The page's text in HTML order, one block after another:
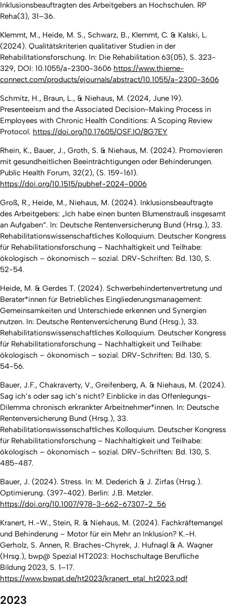
Inklusionsbeauftragten des Arbeitgebers an Hochschulen. RP
Reha(3), 31–36.
Klemmt, M., Heide, M. S., Schwarz, B., Klemmt, C. & Kalski, L.
(2024). Qualitätskriterien qualitativer Studien in der
Rehabilitationsforschung. In: Die Rehabilitation 63(05), S. 323-
329, DOI: 10.1055/a-2300-3606 https://www.thieme-
connect.com/products/ejournals/abstract/10.1055/a-2300-3606
Schmitz, H., Braun, L., & Niehaus, M. (2024, June 19).
Presenteeism and the Associated Decision-Making Process in
Employees with Chronic Health Conditions: A Scoping Review
Protocol. https://doi.org/10.17605/OSF.IO/8G7EY
Rhein, K., Bauer, J., Groth, S. & Niehaus, M. (2024). Promovieren
mit gesundheitlichen Beeinträchtigungen oder Behinderungen.
Public Health Forum, 32(2), (S. 159-161).
https://doi.org/10.1515/pubhef-2024-0006
Groß, R., Heide, M., Niehaus, M. (2024). Inklusionsbeauftragte
des Arbeitgebers: „Ich habe einen bunten Blumenstrauß insgesamt
an Aufgaben“. In: Deutsche Rentenversicherung Bund (Hrsg.), 33.
Rehabilitationswissenschaftliches Kolloquium. Deutscher Kongress
für Rehabilitationsforschung – Nachhaltigkeit und Teilhabe:
ökologisch – ökonomisch – sozial. DRV-Schriften: Bd. 130, S.
52-54.
Heide, M. & Gerdes T. (2024). Schwerbehindertenvertretung und
Berater*innen für Betriebliches Eingliederungsmanagement:
Gemeinsamkeiten und Unterschiede erkennen und Synergien
nutzen. In: Deutsche Rentenversicherung Bund (Hrsg.), 33.
Rehabilitationswissenschaftliches Kolloquium. Deutscher Kongress
für Rehabilitationsforschung – Nachhaltigkeit und Teilhabe:
ökologisch – ökonomisch – sozial. DRV-Schriften: Bd. 130, S.
54-56.
Bauer, J.F., Chakraverty, V., Greifenberg, A. & Niehaus, M. (2024).
Sag ich’s oder sag ich’s nicht? Einblicke in das Offenlegungs-
Dilemma chronisch erkrankter Arbeitnehmer*innen. In: Deutsche
Rentenversicherung Bund (Hrsg.), 33.
Rehabilitationswissenschaftliches Kolloquium. Deutscher Kongress
für Rehabilitationsforschung – Nachhaltigkeit und Teilhabe:
ökologisch – ökonomisch – sozial. DRV-Schriften: Bd. 130, S.
485-487.
Bauer, J. (2024). Stress. In: M. Dederich & J. Zirfas (Hrsg.).
Optimierung. (397-402). Berlin: J.B. Metzler.
https://doi.org/10.1007/978-3-662-67307-2_56
Kranert, H.-W., Stein, R. & Niehaus, M. (2024). Fachkräftemangel
und Behinderung – Motor für ein Mehr an Inklusion? K.-H.
Gerholz, S. Annen, R. Braches-Chyrek, J. Hufnagl & A. Wagner
(Hrsg.), bwp@ Spezial HT2023: Hochschultage Berufliche
Bildung 2023, S. 1–17.
https://www.bwpat.de/ht2023/kranert_etal_ht2023.pdf
2023